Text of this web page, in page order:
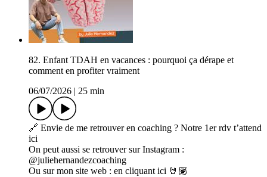
82. Enfant TDAH en vacances : pourquoi ça dérape et
comment en profiter vraiment
06/07/2026
25 min
🔗 Envie de me retrouver en coaching ? Notre 1er rdv t’attend
ici
On peut aussi se retrouver sur Instagram :
@juliehernandezcoaching
Ou sur mon site web : en cliquant ici 🤘🏽